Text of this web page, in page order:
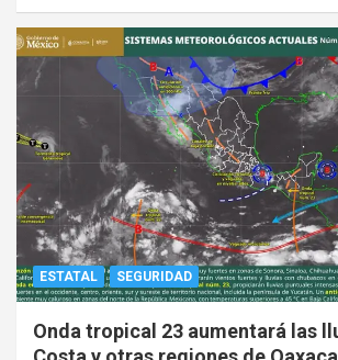
ESTATAL SEGURIDAD
Onda tropical 23 aumentará las